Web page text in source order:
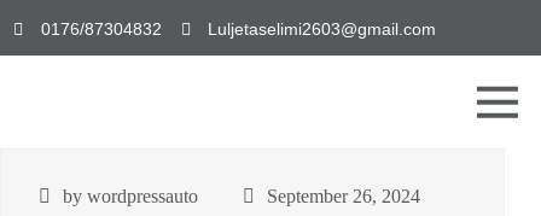
0176/87304832 Luljetaselimi2603@gmail.com
by wordpressauto
September 26, 2024